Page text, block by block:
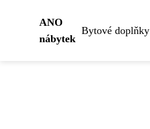
ANO
nábytek
Bytové